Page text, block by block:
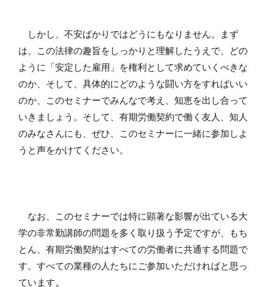
しかし、不安ばかりではどうにもなりません。まず
は、この法律の趣旨をしっかりと理解したうえで、どの
ように「安定した雇用」を権利として求めていくべきな
のか、そして、具体的にどのような闘い方をすればいい
のか、このセミナーでみんなで考え、知恵を出し合って
いきましょう。そして、有期労働契約で働く友人、知人
のみなさんにも、ぜひ、このセミナーに一緒に参加しよ
うと声をかけてください。
なお、このセミナーでは特に顕著な影響が出ている大
学の非常勤講師の問題を多く取り扱う予定ですが、もち
とん、有期労働契約はすべての労働者に共通する問題で
す。すべての業種の人たちにご参加いただければと思っ
ています。